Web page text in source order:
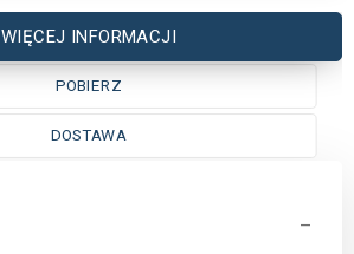
WIĘCEJ INFORMACJI
POBIERZ
DOSTAWA
-